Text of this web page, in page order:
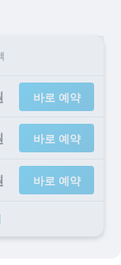
바로 예약
바로 예약
바로 예약